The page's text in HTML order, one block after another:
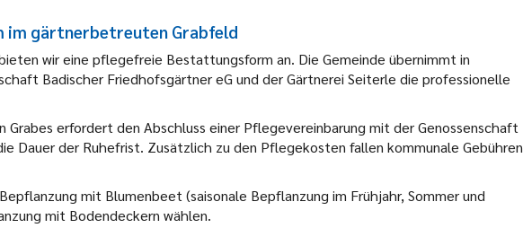
gärtnerbetreuten Grabfeld
wir eine pflegefreie Bestattungsform an. Die Gemeinde übernimmt in
Badischer Friedhofsgärtner eG und der Gärtnerei Seiterle die professionelle
erfordert den Abschluss einer Pflegevereinbarung mit der Genossenschaft
Dauer der Ruhefrist. Zusätzlich zu den Pflegekosten fallen kommunale Gebühren
mit Blumenbeet (saisonale Bepflanzung im Frühjahr, Sommer und
mit Bodendeckern wählen.